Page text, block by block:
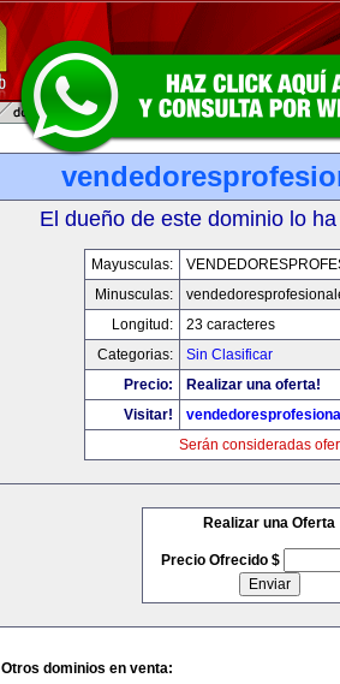
El dueño de este dominio lo
Mayusculas:
Minusculas:
Longitud:
23 caracteres
Categorias:
Sin Clasificar
Precio:
Realizar una oferta!
Visitar!
Serán consideradas
Realizar una Oferta
Precio Ofrecido $
Otros dominios en venta: